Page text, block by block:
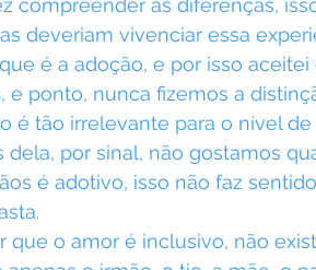
compreender as diferenças,
deveriam vivenciar essa
é a adoção, e por isso
e ponto, nunca fizemos a
é tão irrelevante para o nível
dela, por sinal, não gostamos
é adotivo, isso não faz
que o amor é inclusivo, não